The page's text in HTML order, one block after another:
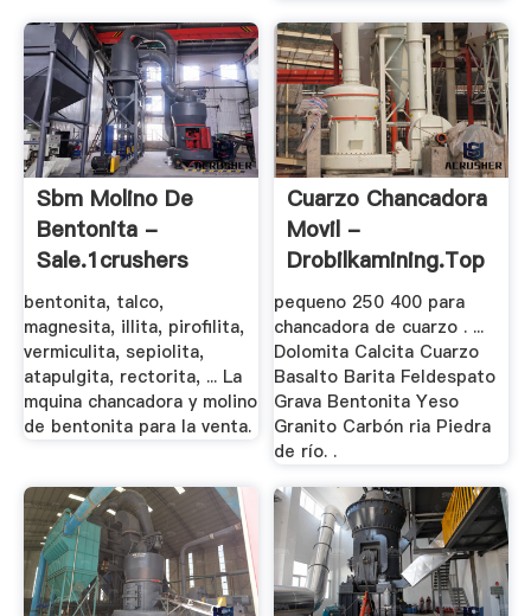
Sbm Molino De
Bentonita -
Sale.1crushers
bentonita, talco,
magnesita, illita, pirofilita,
vermiculita, sepiolita,
atapulgita, rectorita, ... La
mquina chancadora y molino
de bentonita para la venta.
Cuarzo Chancadora
Movil -
Drobilkamining.top
pequeno 250 400 para
chancadora de cuarzo . ...
Dolomita Calcita Cuarzo
Basalto Barita Feldespato
Grava Bentonita Yeso
Granito Carbón ria Piedra
de río. .